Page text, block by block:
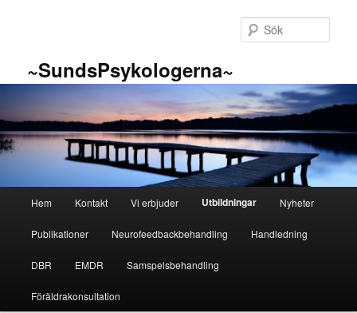
~SundsPsykologerna~
Hem Kontakt Vi erbjuder Utbildningar Nyheter
Publikationer Neurofeedbackbehandling Handledning
DBR EMDR Samspelsbehandling
Föräldrakonsultation